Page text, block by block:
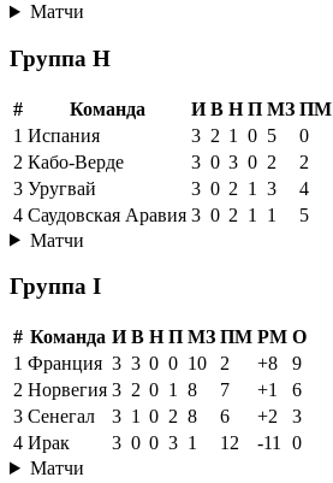
Матчи
Группа H
# Команда И В Н П МЗ ПМ
1 Испания 3 2 1 0 5 0
2 Кабо-Верде 3 0 3 0 2 2
3 Уругвай 3 0 2 1 3 4
4 Саудовская Аравия 3 0 2 1 1 5
Матчи
Группа I
# Команда И В Н П МЗ ПМ РМ О
1 Франция 3 3 0 0 10 2 +8
9
2 Норвегия 3 2 0 1 8 7 +1
6
3 Сенегал 3 1 0 2 8 6 +2
3
4 Ирак 3 0 0 3 1 12 -11
0
Матчи